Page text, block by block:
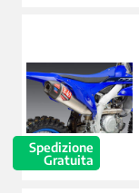
Spedizione
Gratuita